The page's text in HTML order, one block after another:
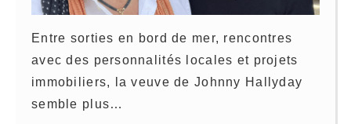
Entre sorties en bord de mer, rencontres
avec des personnalités locales et projets
immobiliers, la veuve de Johnny Hallyday
semble plus…